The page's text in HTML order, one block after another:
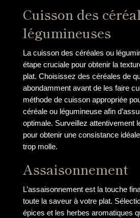
Cuisson des
légumineuses
La cuisson des céréales ou
étape cruciale pour obtenir la
plat. Choisissez des céréales de
abondamment avant de les faire
méthode de cuisson appropriée
céréale ou légumineuse afin
optimale. Surveillez attentivement
pour obtenir une consistance
trop molle.
Assaisonnement
L’assaisonnement est la touche
toute la saveur à votre plat.
épices et les herbes aromatiques